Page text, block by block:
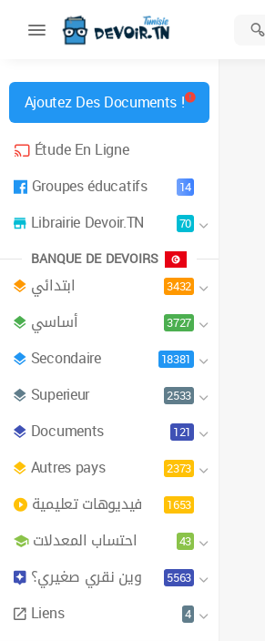
Ajoutez Des Documents !
Étude En Ligne
Groupes éducatifs
14
Librairie Devoir.TN 70
BANQUE DE DEVOIRS
ابتدائي 3432
أساسي 3727
Secondaire 18381
Superieur 2533
Documents 121
Autres pays 2373
فيديوهات تعليمية 1653
احتساب المعدلات 43
وين نقري صغيري؟ 5563
Liens 4